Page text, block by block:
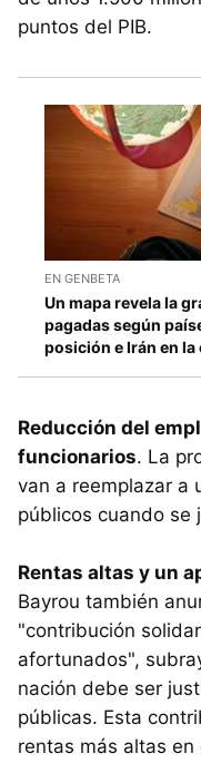
puntos del PIB.
EN GENBETA
Un mapa revela la
pagadas según
posición e Irán en la
Reducción del
funcionarios. La
van a reemplazar a
públicos cuando se
Rentas altas y un
Bayrou también
"contribución
afortunados",
nación debe ser
públicas. Esta
rentas más altas